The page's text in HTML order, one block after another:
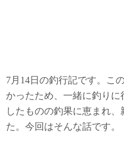
7月14日の釣行記です。こ
かったため、一緒に釣り
したものの釣果に恵まれ
た。今回はそんな話です。